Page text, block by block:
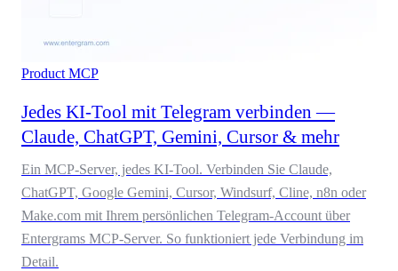
Product MCP
Jedes KI-Tool mit Telegram verbinden —
Claude, ChatGPT, Gemini, Cursor & mehr
Ein MCP-Server, jedes KI-Tool. Verbinden Sie Claude,
ChatGPT, Google Gemini, Cursor, Windsurf, Cline, n8n oder
Make.com mit Ihrem persönlichen Telegram-Account über
Entergrams MCP-Server. So funktioniert jede Verbindung im
Detail.